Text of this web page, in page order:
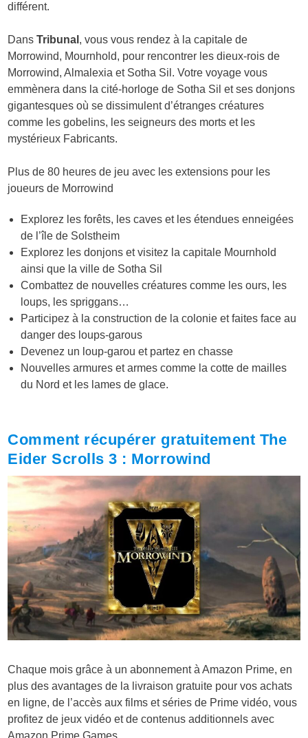
différent.
DansTribunal , vous vous rendez à la capitale de
Morrowind, Mournhold, pour rencontrer les dieux-rois de
Morrowind, Almalexia et Sotha Sil. Votre voyage vous
emmènera dans la cité-horloge de Sotha Sil et ses donjons
gigantesques où se dissimulent d’étranges créatures
comme les gobelins, les seigneurs des morts et les
mystérieux Fabricants.
Plus de 80 heures de jeu avec les extensions pour les
joueurs de Morrowind
Explorez les forêts, les caves et les étendues enneigées
de l’île de Solstheim
Explorez les donjons et visitez la capitale Mournhold
ainsi que la ville de Sotha Sil
Combattez de nouvelles créatures comme les ours, les
loups, les spriggans…
Participez à la construction de la colonie et faites face au
danger des loups-garous
Devenez un loup-garou et partez en chasse
Nouvelles armures et armes comme la cotte de mailles
du Nord et les lames de glace.
Comment récupérer gratuitement The
Eider Scrolls 3 : Morrowind
Chaque mois grâce à un abonnement à Amazon Prime, en
plus des avantages de la livraison gratuite pour vos achats
en ligne, de l’accès aux films et séries de Prime vidéo, vous
profitez de jeux vidéo et de contenus additionnels avec